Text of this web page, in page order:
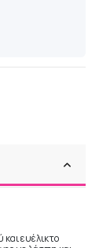
ευέλικτο